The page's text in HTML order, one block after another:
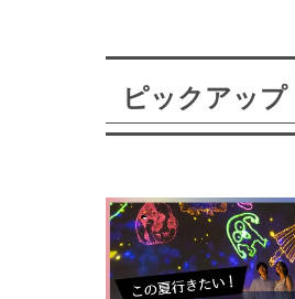
ピックアップ